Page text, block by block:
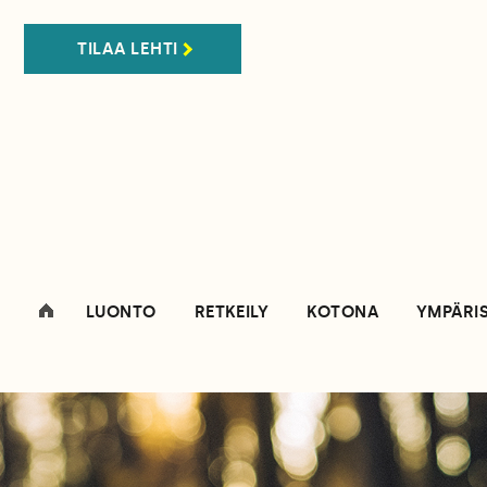
TILAA LEHTI
LUONTO RETKEILY KOTONA